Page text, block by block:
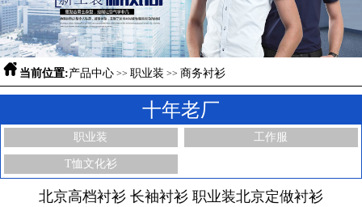
 当前位置:产品中心 >> 职业装 >> 商务衬衫
十年老厂
职业装 工作服
T恤文化衫
北京高档衬衫 长袖衬衫 职业装北京定做衬衫